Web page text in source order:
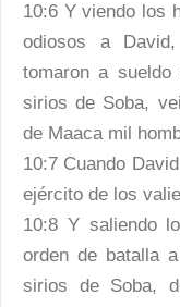
10:6 Y viendo los
odiosos a
tomaron a
sirios de Soba,
de Maaca mil
10:7 Cuando
ejército de los
10:8 Y saliendo
orden de batalla
sirios de Soba,